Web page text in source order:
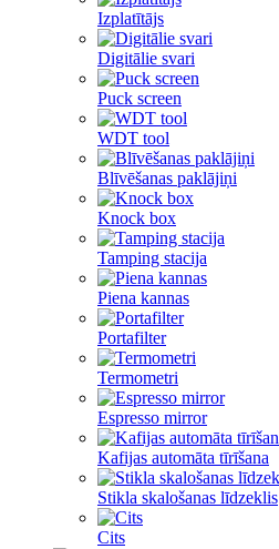
Izplatītājs
Digitālie svari
Puck screen
WDT tool
Blīvēšanas paklājiņi
Knock box
Tamping stacija
Piena kannas
Portafilter
Termometri
Espresso mirror
Kafijas automāta tīrīšana
Stikla skalošanas līdzeklis
Cits